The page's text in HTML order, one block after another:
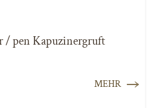
/ pen Kapuzinergruft
MEHR